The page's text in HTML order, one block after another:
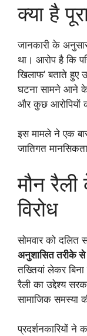
क्या है
जानकारी के
था। आरोप है कि
खिलाफ’ बताते हुए
घटना सामने आने के
और कुछ आरोपियों
इस मामले ने एक
जातिगत
मौन रैली
विरोध
सोमवार को
अनुशासित तरीके से
तख्तियां लेकर बिना
रैली का उद्देश्य
सामाजिक समस्या
प्रदर्शनकारियों ने